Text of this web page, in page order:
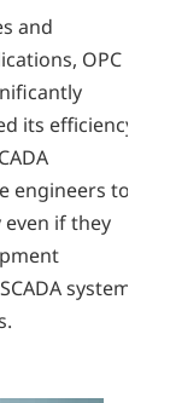
and
OPC
its efficiency,
engineers to
even if they
systems